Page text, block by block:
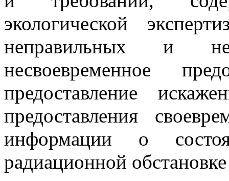
экологической
неправильных и
несвоевременное
предоставление
предоставления
информации о
радиационной